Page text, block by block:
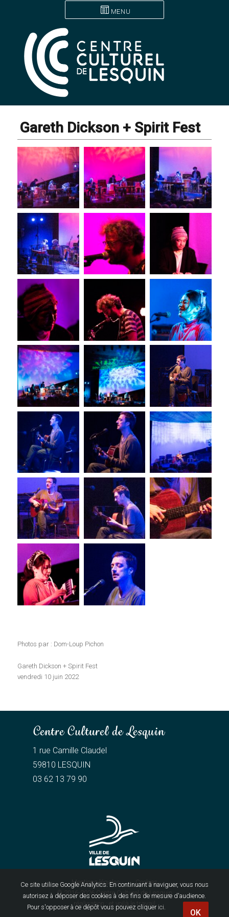
Ce site utilise Google Analytics. En continuant à naviguer, vous nous
autorisez à déposer des cookies à des fins de mesure d'audience.
Pour s'opposer à ce dépôt vous pouvez cliquer ici.
MENU
Gareth Dickson + Spirit Fest
Photos par : Dom-Loup Pichon
Gareth Dickson + Spirit Fest
vendredi 10 juin 2022
Centre Culturel de Lesquin
1 rue Camille Claudel
59810 LESQUIN
03 62 13 79 90
Mentions légales
Cookies
© 2016-2026Centre Culturel de Lesquin
réalisation : et voilà le travail